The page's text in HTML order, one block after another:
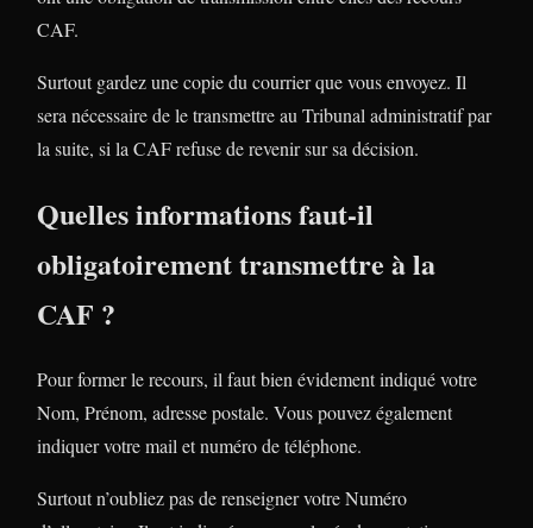
CAF.
Surtout gardez une copie du courrier que vous envoyez. Il
sera nécessaire de le transmettre au Tribunal administratif par
la suite, si la CAF refuse de revenir sur sa décision.
Quelles informations faut-il
obligatoirement transmettre à la
CAF ?
Pour former le recours, il faut bien évidement indiqué votre
Nom, Prénom, adresse postale. Vous pouvez également
indiquer votre mail et numéro de téléphone.
Surtout n’oubliez pas de renseigner votre Numéro